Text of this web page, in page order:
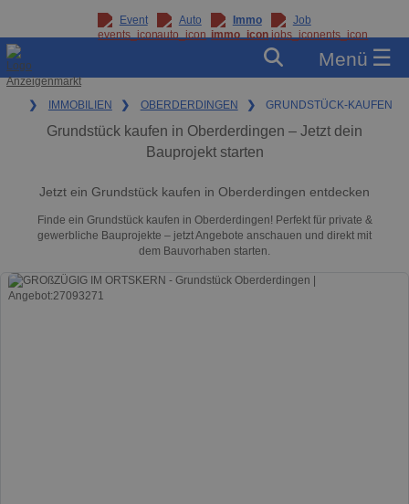
Event Auto Immo Job
Menü ☰
❯ IMMOBILIEN ❯ OBERDERDINGEN ❯ GRUNDSTÜCK-KAUFEN
Grundstück kaufen in Oberderdingen – Jetzt dein
Bauprojekt starten
Jetzt ein Grundstück kaufen in Oberderdingen entdecken
Finde ein Grundstück kaufen in Oberderdingen! Perfekt für private &
gewerbliche Bauprojekte – jetzt Angebote anschauen und direkt mit
dem Bauvorhaben starten.